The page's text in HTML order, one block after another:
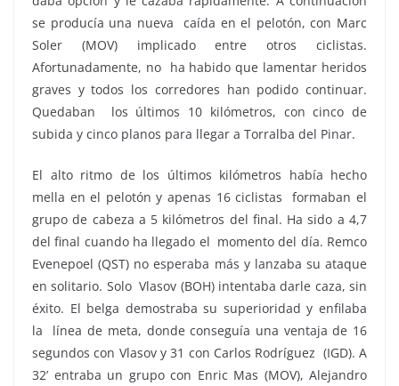
se producía una nueva caída en el pelotón, con Marc
Soler (MOV) implicado entre otros ciclistas.
Afortunadamente, no ha habido que lamentar heridos
graves y todos los corredores han podido continuar.
Quedaban los últimos 10 kilómetros, con cinco de
subida y cinco planos para llegar a Torralba del Pinar.
El alto ritmo de los últimos kilómetros había hecho
mella en el pelotón y apenas 16 ciclistas formaban el
grupo de cabeza a 5 kilómetros del final. Ha sido a 4,7
del final cuando ha llegado el momento del día. Remco
Evenepoel (QST) no esperaba más y lanzaba su ataque
en solitario. Solo Vlasov (BOH) intentaba darle caza, sin
éxito. El belga demostraba su superioridad y enfilaba
la línea de meta, donde conseguía una ventaja de 16
segundos con Vlasov y 31 con Carlos Rodríguez (IGD). A
32’ entraba un grupo con Enric Mas (MOV), Alejandro